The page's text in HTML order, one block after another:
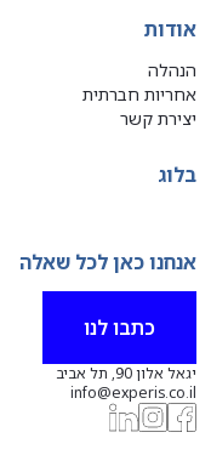
אודות
הנהלה
אחריות חברתית
יצירת קשר
בלוג
אנחנו כאן לכל שאלה
כתבו לנו
יגאל אלון 90, תל אביב
info@experis.co.il